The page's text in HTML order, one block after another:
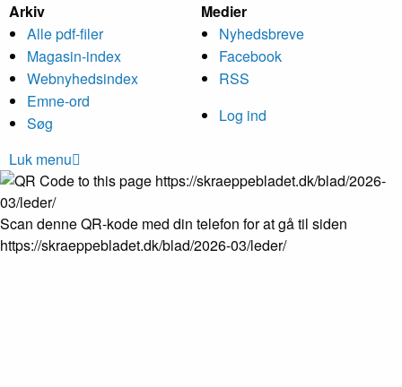
Arkiv
Alle pdf-filer
Magasin-index
Webnyhedsindex
Emne-ord
Søg
Medier
Nyheds­breve
Facebook
RSS
Log ind
Luk menu
Scan denne QR-kode med din telefon for at gå til siden
https://skraeppebladet.dk/blad/2026-03/leder/